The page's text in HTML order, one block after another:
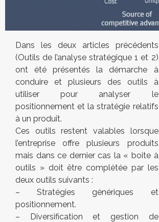
Dans les deux articles précédents
(Outils de l’analyse stratégique 1 et 2)
ont été présentés la démarche à
conduire et plusieurs des outils à
utiliser pour analyser le
positionnement et la stratégie relatifs
à un produit.
Ces outils restent valables lorsque
l’entreprise offre plusieurs produits
mais dans ce dernier cas la « boite à
outils » doit être complétée par les
deux outils suivants :
– Stratégies génériques et
positionnement.
– Diversification et gestion de